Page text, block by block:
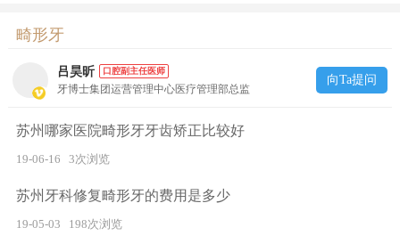
上海杨浦机构
畸形牙
吕昊昕 口腔副主任医师
牙博士集团运营管理中心医疗管理部总监
向Ta提问
苏州哪家医院畸形牙牙齿矫正比较好
19-06-16 3次浏览
苏州牙科修复畸形牙的费用是多少
19-05-03 198次浏览